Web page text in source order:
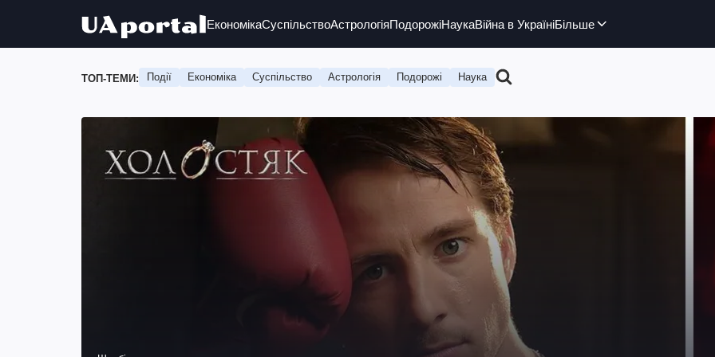
ЕкономікаСуспільствоАстрологіяПодорожіНаукаВійна в УкраїніБільше
ТОП-ТЕМИ: Події Економіка Суспільство Астрологія Подорожі Наука